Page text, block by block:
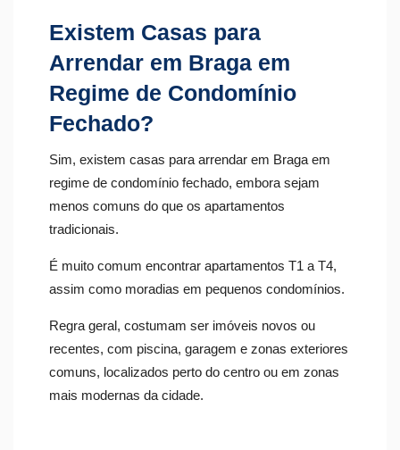
Existem Casas para
Arrendar em Braga em
Regime de Condomínio
Fechado?
Sim, existem casas para arrendar em Braga em
regime de condomínio fechado, embora sejam
menos comuns do que os apartamentos
tradicionais.
É muito comum encontrar apartamentos T1 a T4,
assim como moradias em pequenos condomínios.
Regra geral, costumam ser imóveis novos ou
recentes, com piscina, garagem e zonas exteriores
comuns, localizados perto do centro ou em zonas
mais modernas da cidade.